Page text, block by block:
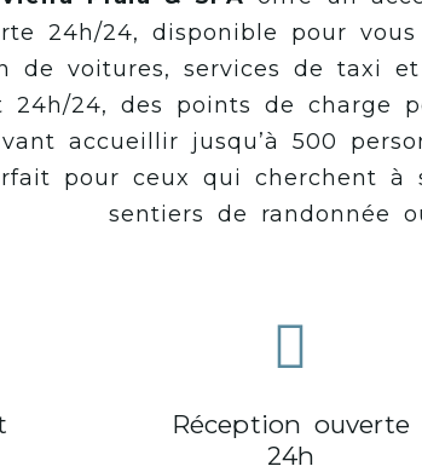
24h/24, disponible pour
de voitures, services de taxi
24h/24, des points de charge
accueillir jusqu’à 500
pour ceux qui cherchent à
sentiers de randonnée
Réception ouverte
24h